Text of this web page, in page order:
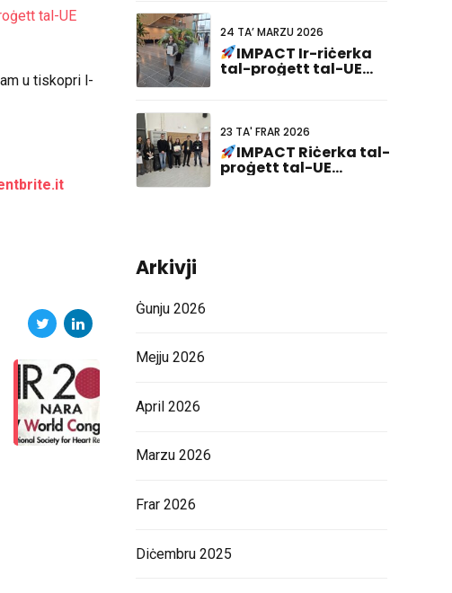
tal-UE
u tiskopri l-
24 TA’ MARZU 2026
IMPACT Ir-riċerka
tal-proġett tal-UE
Laqgħa Konġunta
Netherlandiża-
Ġermaniża!
23 TA' FRAR 2026
IMPACT Riċerka tal-
proġett tal-UE
Arkivji
Ġunju 2026
Mejju 2026
April 2026
Marzu 2026
Frar 2026
Diċembru 2025